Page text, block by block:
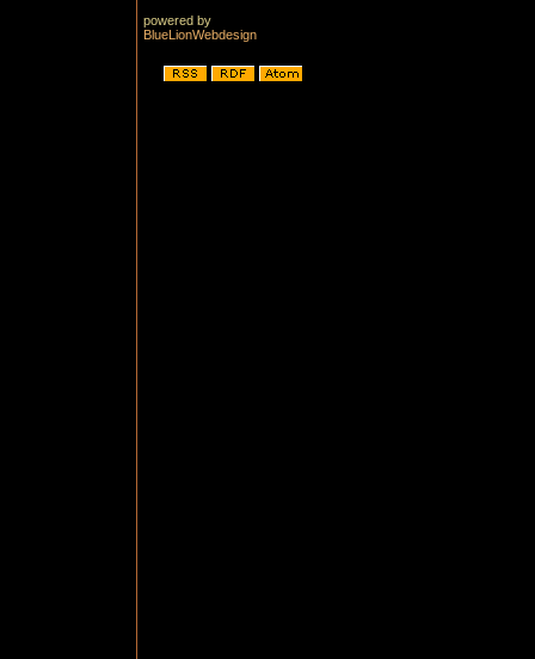
powered by
BlueLionWebdesign